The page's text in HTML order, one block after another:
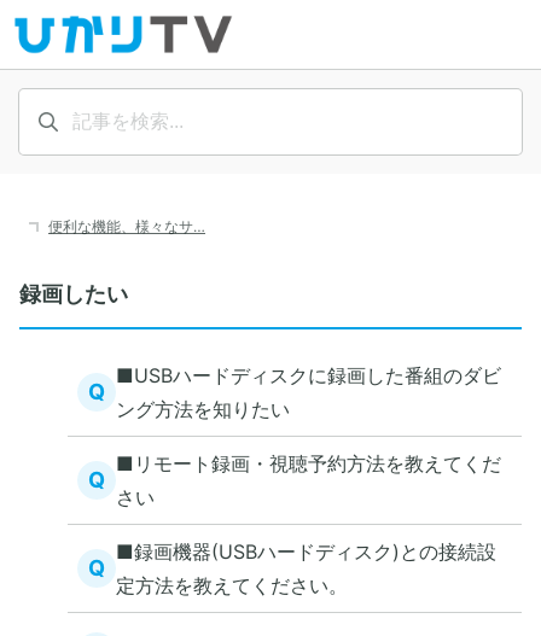
便利な機能、様々なサ…
録画したい
Q
■USBハードディスクに録画した番組のダビ
ング方法を知りたい
Q
■リモート録画・視聴予約方法を教えてくだ
さい
Q
■録画機器(USBハードディスク)との接続設
定方法を教えてください。